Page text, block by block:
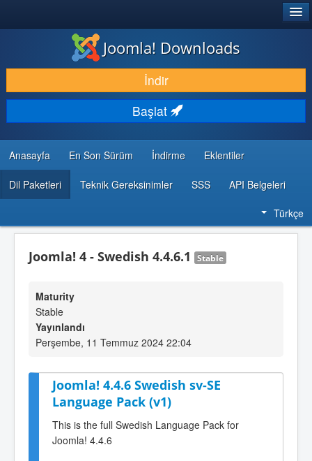
İNDIR & GENIŞLET
KEŞFET & ÖĞREN
TOPLULUK & DESTEK
GELIŞTIRICI KAYNAKLARI
Joomla! Downloads
İndir
Başlat
Anasayfa En Son Sürüm İndirme Eklentiler
Dil Paketleri Teknik Gereksinimler SSS API Belgeleri
Türkçe
Joomla! 4 - Swedish 4.4.6.1 Stable
Maturity
Stable
Yayınlandı
Perşembe, 11 Temmuz 2024 22:04
Joomla! 4.4.6 Swedish sv-SE
Language Pack (v1)
This is the full Swedish Language Pack for
Joomla! 4.4.6